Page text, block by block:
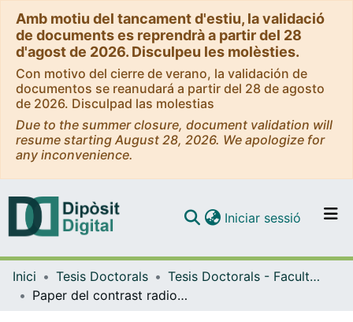
Amb motiu del tancament d'estiu, la validació
de documents es reprendrà a partir del 28
d'agost de 2026. Disculpeu les molèsties.
Con motivo del cierre de verano, la validación de
documentos se reanudará a partir del 28 de agosto
de 2026. Disculpad las molestias
Due to the summer closure, document validation will
resume starting August 28, 2026. We apologize for
any inconvenience.
Navega per tot el DD
Iniciar sessió (current)
Inici Tesis Doctorals
Tesis Doctorals - Facultat - Medicina i Ciències de la Salut
Paper del contrast radiològic en la valoració de tumors sòlids urològics